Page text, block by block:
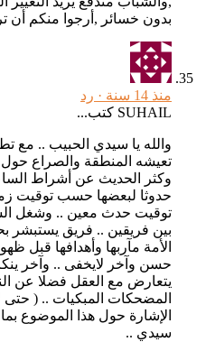
بدون خسائر ,أرجوا منكم أن
رد
SUHAIL كتب...
والله يا سيدي الحبيب .. مع
تعيشه المنطقة والصراع حول
وكثر الحديث عن أشراط الساعة
حدوثا لبعضها حسب توقيت زمني
توقيت حدث معين .. وشغل الشباب
بين فريقين .. فريق يستبشر بحيث
الأمة مآربها وأهدافها قبل ظهور
حسن وآخر لايخفى .. وآخر ينكرها
يتعارض مع العقل فضلا عن النص
المضحكات المبكيات .. ( حتى لا
الإشارة حول هذا الموضوع بما يفتح
سيدي ..